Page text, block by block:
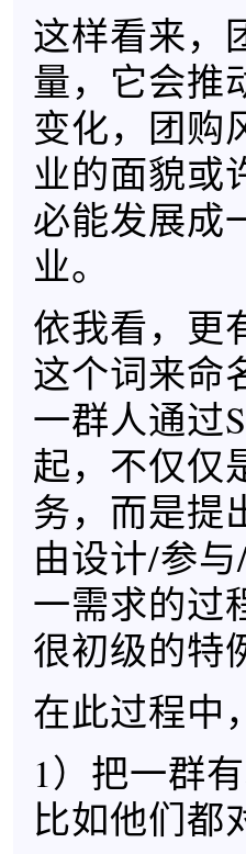
这样看来，
量，它会推
变化，团购
业的面貌或
必能发展成
业。
依我看，更
这个词来命
一群人通过
起，不仅仅
务，而是提
由设计/参
一需求的过
很初级的特
在此过程中
1）把一群
比如他们都